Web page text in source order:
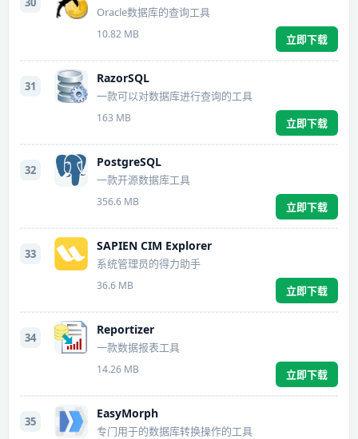
Oracle数据库的查询工具
10.82 MB 立即下载
31
RazorSQL
一款可以对数据库进行查询的工具
163 MB 立即下载
32
PostgreSQL
一款开源数据库工具
356.6 MB 立即下载
33
SAPIEN CIM Explorer
系统管理员的得力助手
36.6 MB 立即下载
34
Reportizer
一款数据报表工具
14.26 MB 立即下载
35
EasyMorph
专门用于的数据库转换操作的工具